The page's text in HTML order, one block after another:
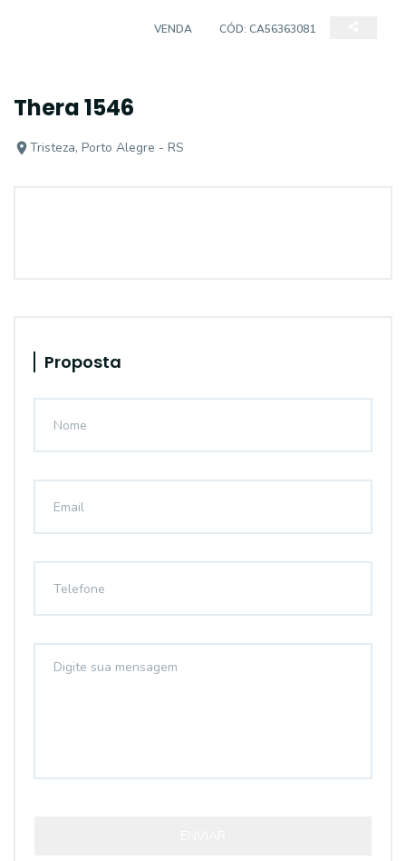
VENDA CÓD: CA56363081
Thera 1546
Tristeza, Porto Alegre - RS
Proposta